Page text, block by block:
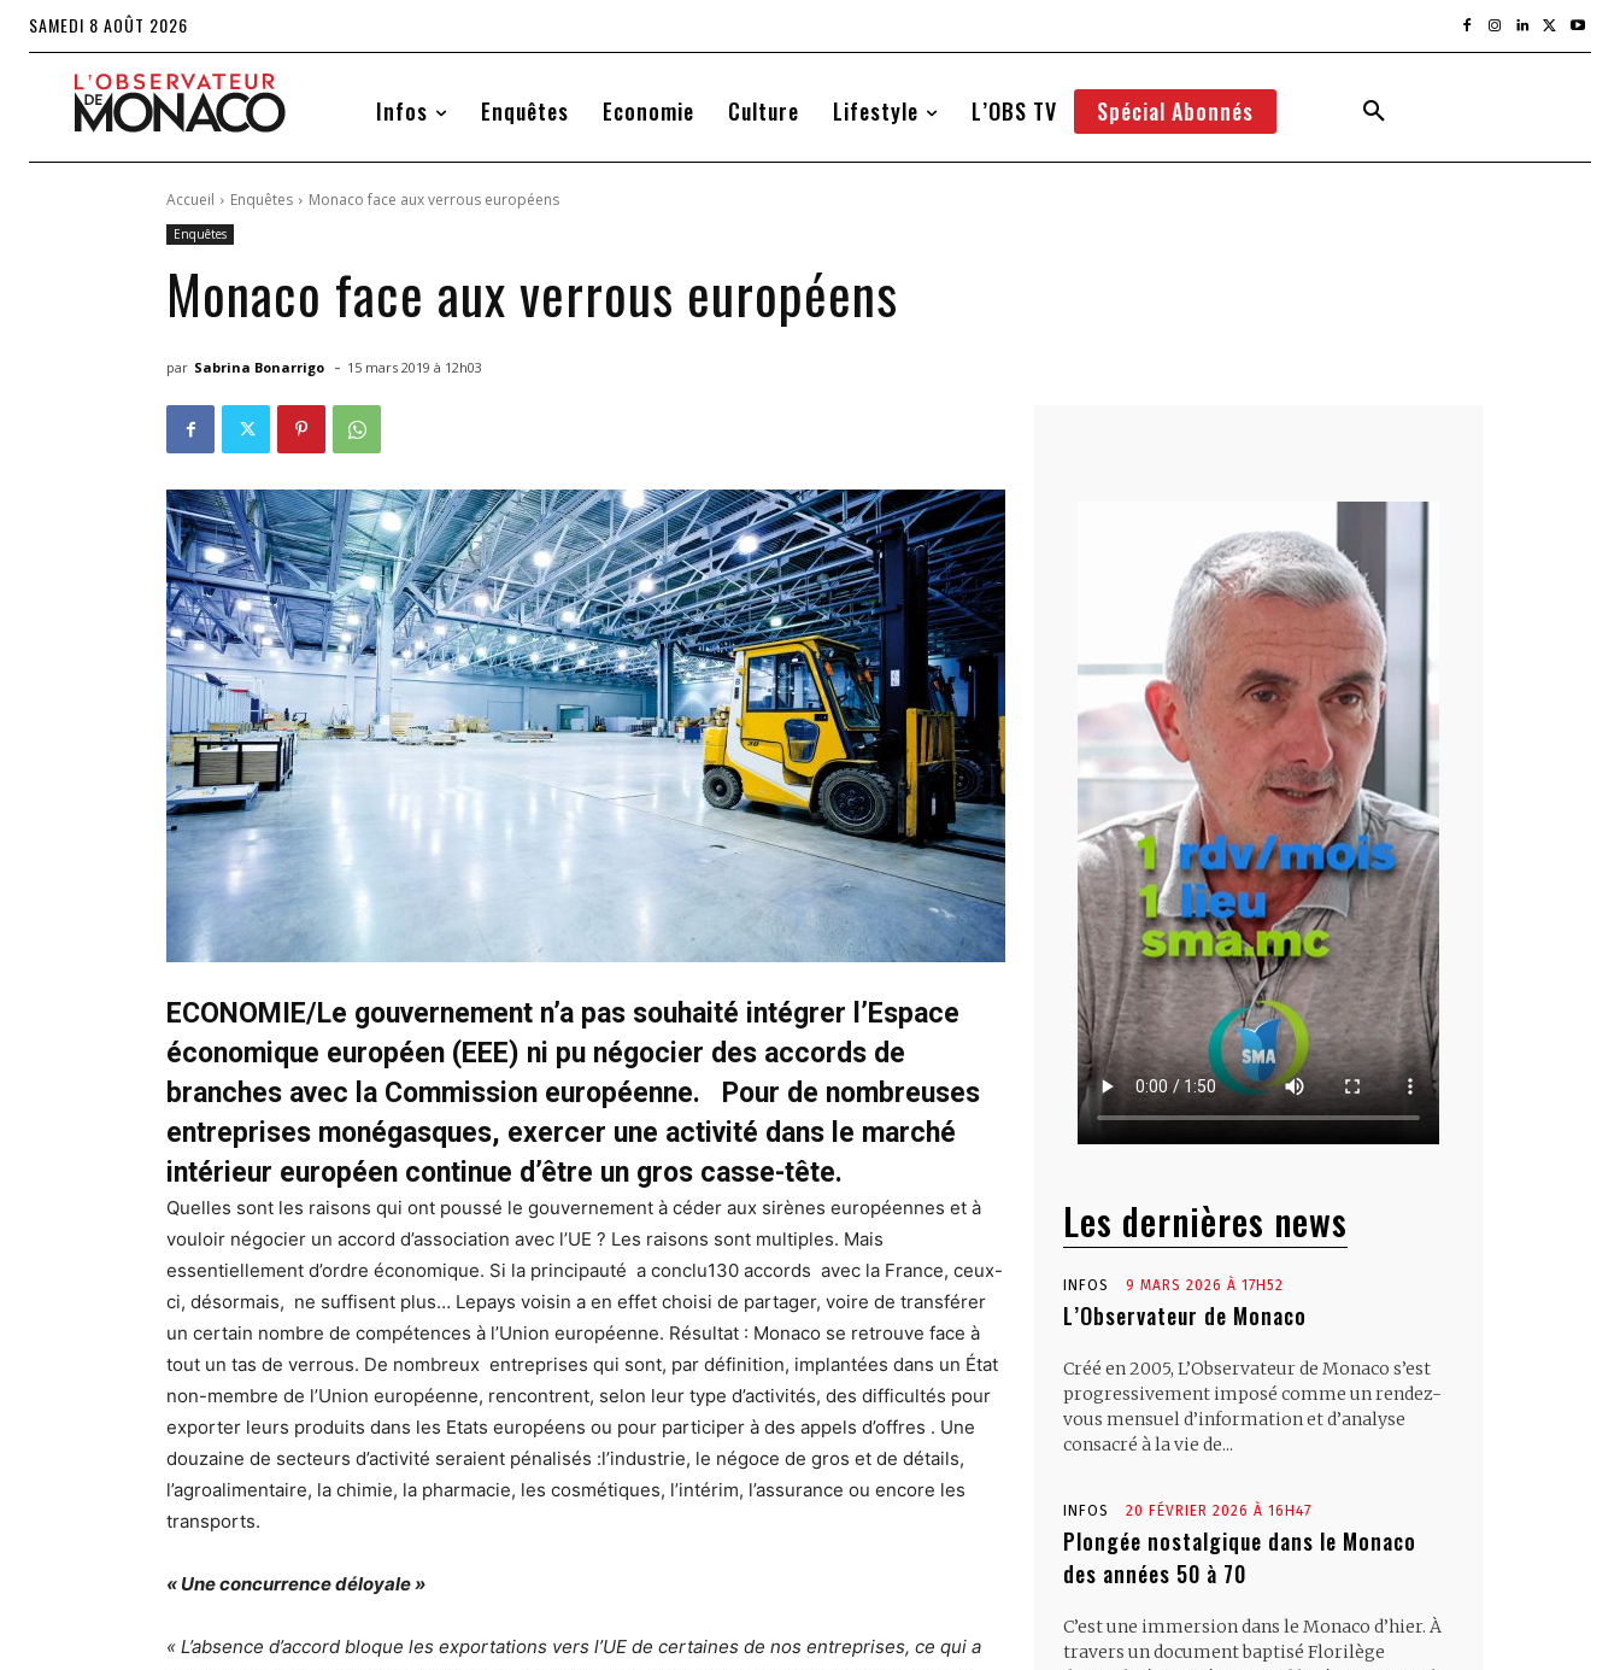
SAMEDI 8 AOÛT 2026
Infos Enquêtes Economie Culture Lifestyle L’OBS TV Spécial Abonnés
Accueil Enquêtes Monaco face aux verrous européens
Enquêtes
Monaco face aux verrous européens
par Sabrina Bonarrigo - 15 mars 2019 à 12h03
ECONOMIE/Le gouvernement n’a pas souhaité intégrer l’Espace
économique européen (EEE) ni pu négocier des accords de
branches avec la Commission européenne. Pour de nombreuses
entreprises monégasques, exercer une activité dans le marché
intérieur européen continue d’être un gros casse-tête.
Quelles sont les raisons qui ont poussé le gouvernement à céder aux sirènes européennes et à
vouloir négocier un accord d’association avec l’UE ? Les raisons sont multiples. Mais
essentiellement d’ordre économique. Si la principauté a conclu130 accords avec la France, ceux-
ci, désormais, ne suffisent plus… Lepays voisin a en effet choisi de partager, voire de transférer
un certain nombre de compétences à l’Union européenne. Résultat : Monaco se retrouve face à
tout un tas de verrous. De nombreux entreprises qui sont, par définition, implantées dans un État
non-membre de l’Union européenne, rencontrent, selon leur type d’activités, des difficultés pour
exporter leurs produits dans les Etats européens ou pour participer à des appels d’offres . Une
douzaine de secteurs d’activité seraient pénalisés :l’industrie, le négoce de gros et de détails,
l’agroalimentaire, la chimie, la pharmacie, les cosmétiques, l’intérim, l’assurance ou encore les
transports.
« Une concurrence déloyale »
« L’absence d’accord bloque les exportations vers l’UE de certaines de nos entreprises, ce qui a
Les dernières news
INFOS 9 MARS 2026 À 17H52
L’Observateur de Monaco
Créé en 2005, L’Observateur de Monaco s’est
progressivement imposé comme un rendez-
vous mensuel d’information et d’analyse
consacré à la vie de...
INFOS 20 FÉVRIER 2026 À 16H47
Plongée nostalgique dans le Monaco
des années 50 à 70
C’est une immersion dans le Monaco d’hier. À
travers un document baptisé Florilège